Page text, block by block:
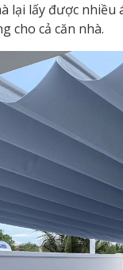
lại lấy được
cho cả căn nhà.